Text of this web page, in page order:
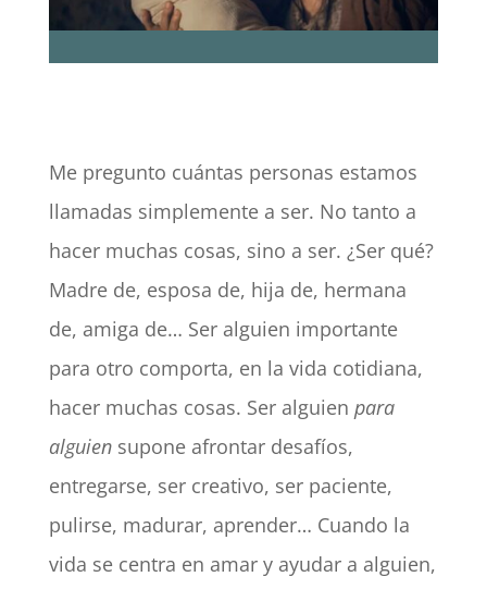
Me pregunto cuántas personas estamos
llamadas simplemente a ser. No tanto a
hacer muchas cosas, sino a ser. ¿Ser qué?
Madre de, esposa de, hija de, hermana
de, amiga de… Ser alguien importante
para otro comporta, en la vida cotidiana,
hacer muchas cosas. Ser alguien para
alguiensupone afrontar desafíos,
entregarse, ser creativo, ser paciente,
pulirse, madurar, aprender… Cuando la
vida se centra en amar y ayudar a alguien,